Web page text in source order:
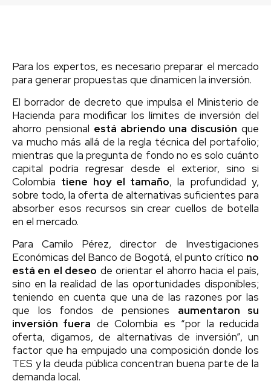
Para los expertos, es necesario preparar el mercado
para generar propuestas que dinamicen la inversión.
El borrador de decreto que impulsa el Ministerio de
Hacienda para modificar los límites de inversión del
ahorro pensional está abriendo una discusión que
va mucho más allá de la regla técnica del portafolio;
mientras que la pregunta de fondo no es solo cuánto
capital podría regresar desde el exterior, sino si
Colombia tiene hoy el tamaño, la profundidad y,
sobre todo, la oferta de alternativas suficientes para
absorber esos recursos sin crear cuellos de botella
en el mercado.
Para Camilo Pérez, director de Investigaciones
Económicas del Banco de Bogotá, el punto crítico no
está en el deseo de orientar el ahorro hacia el país,
sino en la realidad de las oportunidades disponibles;
teniendo en cuenta que una de las razones por las
que los fondos de pensiones aumentaron su
inversión fuera de Colombia es “por la reducida
oferta, digamos, de alternativas de inversión”, un
factor que ha empujado una composición donde los
TES y la deuda pública concentran buena parte de la
demanda local.